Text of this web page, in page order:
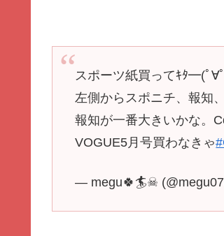
スポーツ紙買ってｷﾀ━(ﾟ
左側からスポニチ、報知
報知が一番大きいかな。
VOGUE5月号買わなきゃ
— megu🍀🏄☠